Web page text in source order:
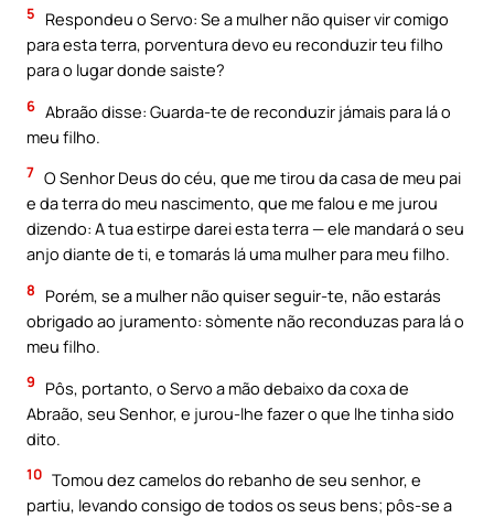
5
Respondeu o Servo: Se a mulher não quiser vir comigo
para esta terra, porventura devo eu reconduzir teu filho
para o lugar donde saiste?
6 Abraão disse: Guarda-te de reconduzir jámais para lá o
meu filho.
7 O Senhor Deus do céu, que me tirou da casa de meu pai
e da terra do meu nascimento, que me falou e me jurou
dizendo: A tua estirpe darei esta terra — ele mandará o seu
anjo diante de ti, e tomarás lá uma mulher para meu filho.
8
Porém, se a mulher não quiser seguir-te, não estarás
obrigado ao juramento: sòmente não reconduzas para lá o
meu filho.
9
Pôs, portanto, o Servo a mão debaixo da coxa de
Abraão, seu Senhor, e jurou-lhe fazer o que lhe tinha sido
dito.
10 Tomou dez camelos do rebanho de seu senhor, e
partiu, levando consigo de todos os seus bens; pôs-se a